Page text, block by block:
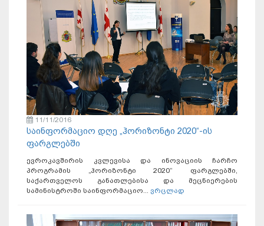
11/11/2016
საინფორმაციო დღე „ჰორიზონტი 2020“-ის
ფარგლებში
ევროკავშირის კვლევისა და ინოვაციის ჩარჩო
პროგრამის „ჰორიზონტი 2020“ ფარგლებში,
საქართველოს განათლებისა და მეცნიერების
სამინისტროში საინფორმაციო... ვრცლად